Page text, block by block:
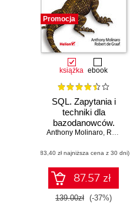
Promocja
książka ebook
SQL. Zapytania i
techniki dla
bazodanowców.
Receptury.
Anthony Molinaro, Robert de Graaf
(83,40 zł najniższa cena z 30 dni)
87.57 zł
139.00zł (-37%)